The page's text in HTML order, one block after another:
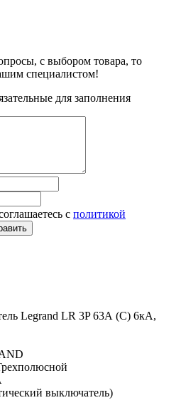
с выбором товара, то
специалистом!
для заполнения
с политикой
Legrand LR 3P 63А (C) 6кА,
выключатель)